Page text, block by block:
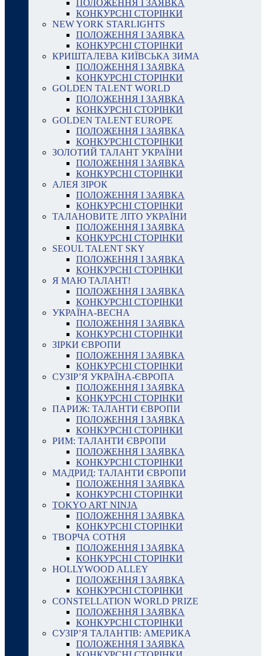
ПОЛОЖЕННЯ І ЗАЯВКА
КОНКУРСНІ СТОРІНКИ
NEW YORK STARLIGHTS
ПОЛОЖЕННЯ І ЗАЯВКА
КОНКУРСНІ СТОРІНКИ
КРИШТАЛЕВА КИЇВСЬКА ЗИМА
ПОЛОЖЕННЯ І ЗАЯВКА
КОНКУРСНІ СТОРІНКИ
GOLDEN TALENT WORLD
ПОЛОЖЕННЯ І ЗАЯВКА
КОНКУРСНІ СТОРІНКИ
GOLDEN TALENT EUROPE
ПОЛОЖЕННЯ І ЗАЯВКА
КОНКУРСНІ СТОРІНКИ
ЗОЛОТИЙ ТАЛАНТ УКРАЇНИ
ПОЛОЖЕННЯ І ЗАЯВКА
КОНКУРСНІ СТОРІНКИ
АЛЕЯ ЗІРОК
ПОЛОЖЕННЯ І ЗАЯВКА
КОНКУРСНІ СТОРІНКИ
ТАЛАНОВИТЕ ЛІТО УКРАЇНИ
ПОЛОЖЕННЯ І ЗАЯВКА
КОНКУРСНІ СТОРІНКИ
SEOUL TALENT SKY
ПОЛОЖЕННЯ І ЗАЯВКА
КОНКУРСНІ СТОРІНКИ
Я МАЮ ТАЛАНТ!
ПОЛОЖЕННЯ І ЗАЯВКА
КОНКУРСНІ СТОРІНКИ
УКРАЇНА-ВЕСНА
ПОЛОЖЕННЯ І ЗАЯВКА
КОНКУРСНІ СТОРІНКИ
ЗІРКИ ЄВРОПИ
ПОЛОЖЕННЯ І ЗАЯВКА
КОНКУРСНІ СТОРІНКИ
СУЗІР’Я УКРАЇНА-ЄВРОПА
ПОЛОЖЕННЯ І ЗАЯВКА
КОНКУРСНІ СТОРІНКИ
ПАРИЖ: ТАЛАНТИ ЄВРОПИ
ПОЛОЖЕННЯ І ЗАЯВКА
КОНКУРСНІ СТОРІНКИ
РИМ: ТАЛАНТИ ЄВРОПИ
ПОЛОЖЕННЯ І ЗАЯВКА
КОНКУРСНІ СТОРІНКИ
МАДРИД: ТАЛАНТИ ЄВРОПИ
ПОЛОЖЕННЯ І ЗАЯВКА
КОНКУРСНІ СТОРІНКИ
TOKYO ART NINJA
ПОЛОЖЕННЯ І ЗАЯВКА
КОНКУРСНІ СТОРІНКИ
ТВОРЧА СОТНЯ
ПОЛОЖЕННЯ І ЗАЯВКА
КОНКУРСНІ СТОРІНКИ
HOLLYWOOD ALLEY
ПОЛОЖЕННЯ І ЗАЯВКА
КОНКУРСНІ СТОРІНКИ
CONSTELLATION WORLD PRIZE
ПОЛОЖЕННЯ І ЗАЯВКА
КОНКУРСНІ СТОРІНКИ
СУЗІР’Я ТАЛАНТІВ: АМЕРИКА
ПОЛОЖЕННЯ І ЗАЯВКА